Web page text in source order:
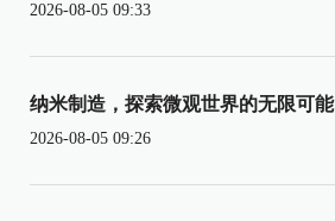
2026-08-05 09:33
纳米制造，探索微观世界的无限可能
2026-08-05 09:26